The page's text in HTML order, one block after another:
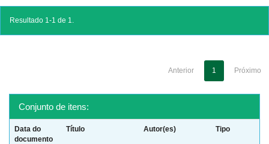
Resultado 1-1 de 1.
Anterior 1 Próximo
Conjunto de itens:
Data do
documento
Título Autor(es) Tipo